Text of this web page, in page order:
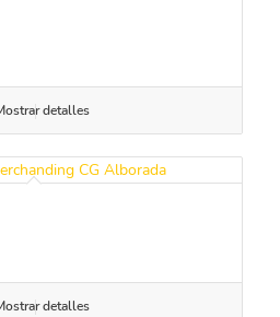
detalles
detalles